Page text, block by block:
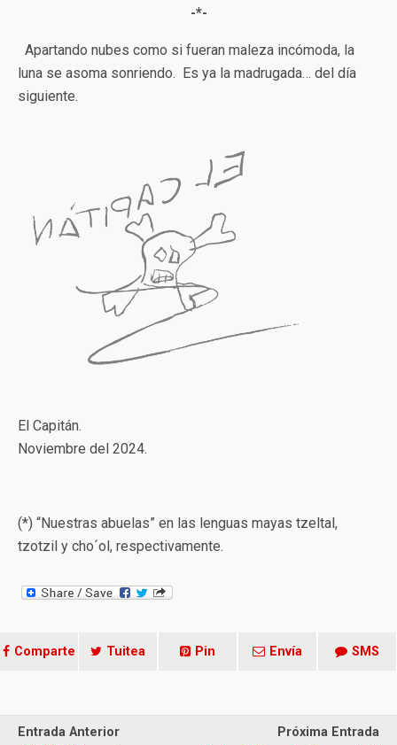
-*-
Apartando nubes como si fueran maleza incómoda, la
luna se asoma sonriendo. Es ya la madrugada… del día
siguiente.
El Capitán.
Noviembre del 2024.
(*) “Nuestras abuelas” en las lenguas mayas tzeltal,
tzotzil y cho´ol, respectivamente.
Comparte Tuitea Pin Envía SMS
Entrada Anterior
Próxima Entrada